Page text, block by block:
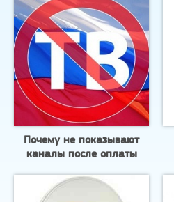
Почему не показывают
каналы после оплаты